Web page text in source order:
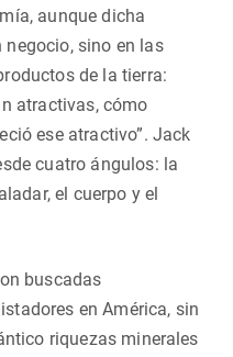
aunque dicha
sino en las
de la tierra:
atractivas, cómo
ese atractivo”. Jack
cuatro ángulos: la
el cuerpo y el
buscadas
en América, sin
riquezas minerales